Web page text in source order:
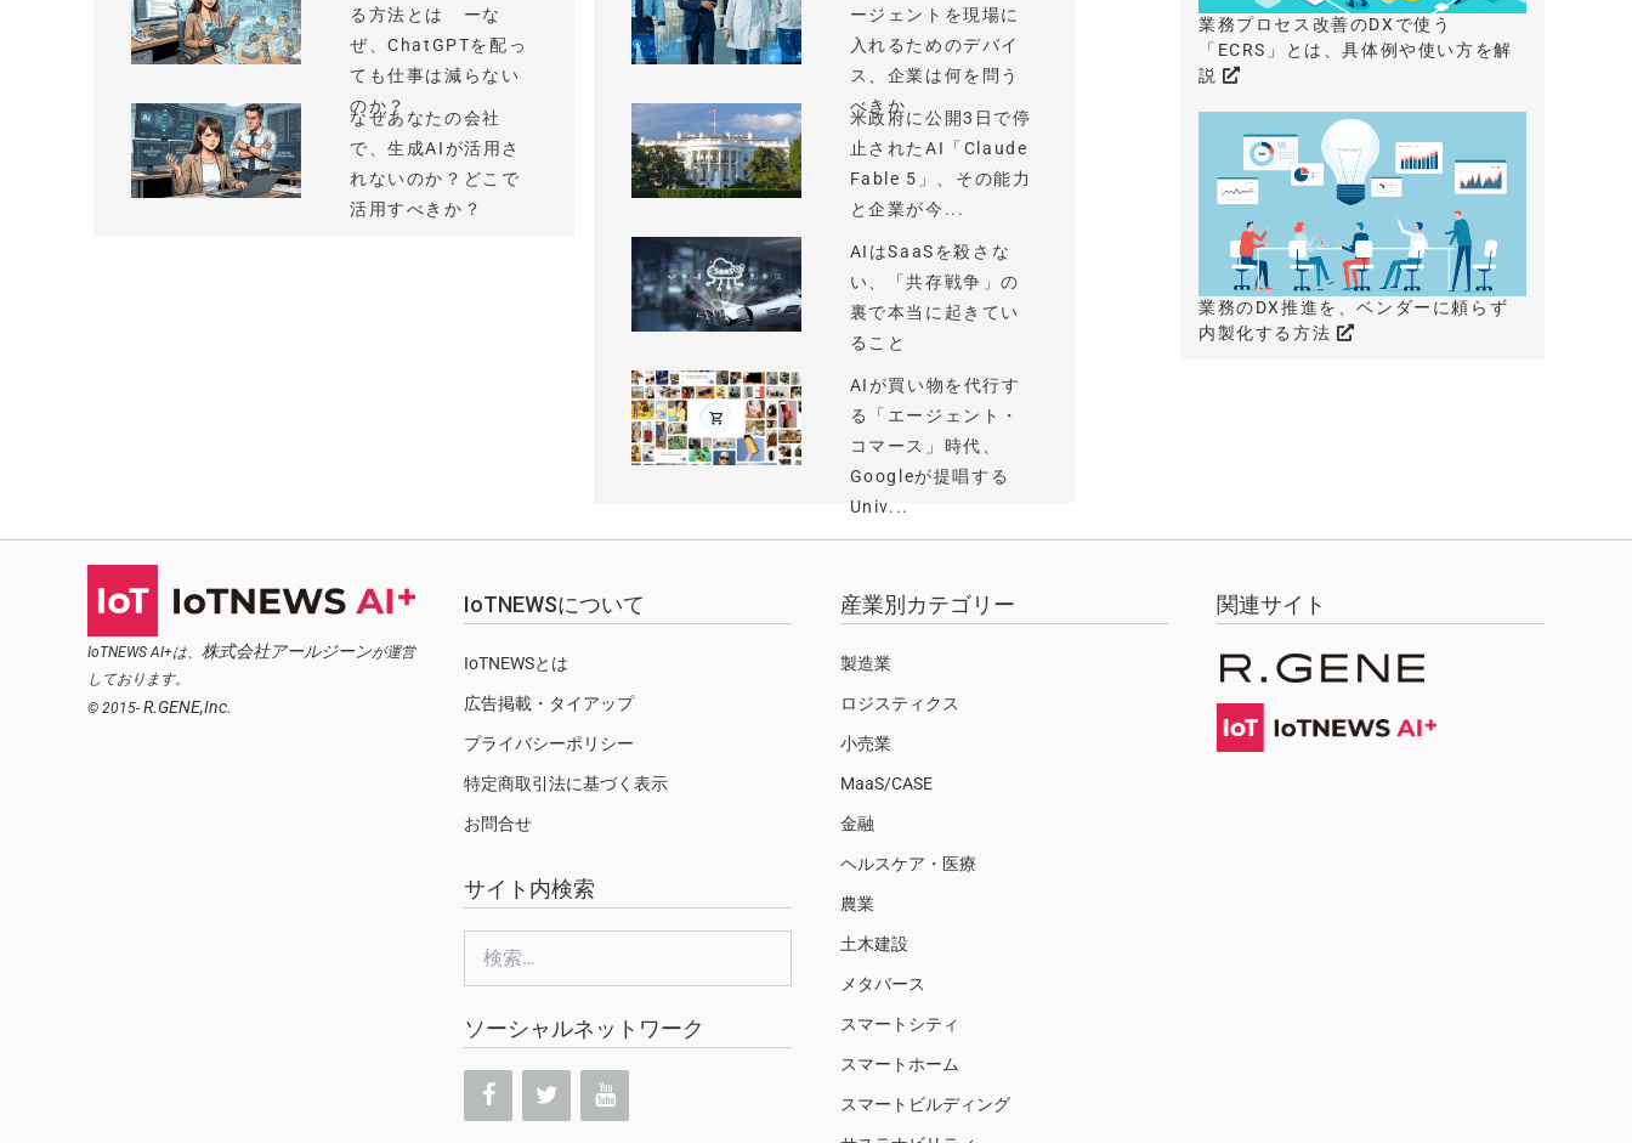
る方法とは ーな
ぜ、ChatGPTを配っ
ても仕事は減らない
のか？
なぜあなたの会社
で、生成AIが活用さ
れないのか？どこで
活用すべきか？
ージェントを現場に
入れるためのデバイ
ス、企業は何を問う
べきか
米政府に公開3日で停
止されたAI「Claude
Fable 5」、その能力
と企業が今...
AIはSaaSを殺さな
い、「共存戦争」の
裏で本当に起きてい
ること
AIが買い物を代行す
る「エージェント・
コマース」時代、
Googleが提唱する
Univ...
業務プロセス改善のDXで使う
「ECRS」とは、具体例や使い方を解
説
業務のDX推進を、ベンダーに頼らず
内製化する方法
IoTNEWS AI+は、 株式会社アールジーンが運営
しております。
© 2015- R.GENE,Inc.
IoTNEWSについて
IoTNEWSとは
広告掲載・タイアップ
プライバシーポリシー
特定商取引法に基づく表示
お問合せ
サイト内検索
ソーシャルネットワーク
産業別カテゴリー
製造業
ロジスティクス
小売業
MaaS/CASE
金融
ヘルスケア・医療
農業
土木建設
メタバース
スマートシティ
スマートホーム
スマートビルディング
関連サイト